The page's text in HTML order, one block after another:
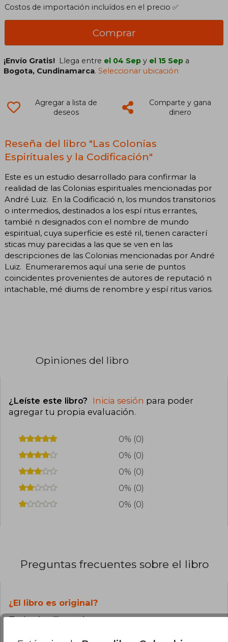
Costos de importación incluídos en el precio ✅
Comprar
¡Envío Gratis! Llega entre el 04 Sep y el 15 Sep a
Bogota, Cundinamarca.Seleccionar ubicación
Agregar a lista de
deseos
Comparte y gana
dinero
Reseña del libro "Las Colonias
Espirituales y la Codificación"
Este es un estudio desarrollado para confirmar la
realidad de las Colonias espirituales mencionadas por
André Luiz. En la Codificació n, los mundos transitorios
o intermedios, destinados a los espí ritus errantes,
tambié n designados con el nombre de mundo
espiritual, cuya superficie es esté ril, tienen caracterí
sticas muy parecidas a las que se ven en las
descripciones de las Colonias mencionadas por André
Luiz. Enumeraremos aquí una serie de puntos
coincidentes provenientes de autores de reputació n
intachable, mé diums de renombre y espí ritus varios.
Opiniones del libro
¿Leíste este libro? Inicia sesión para poder
agregar tu propia evaluación.
0% (0)
0% (0)
0% (0)
0% (0)
0% (0)
Preguntas frecuentes sobre el libro
¿El libro es original?
Todos los libros de nuestro